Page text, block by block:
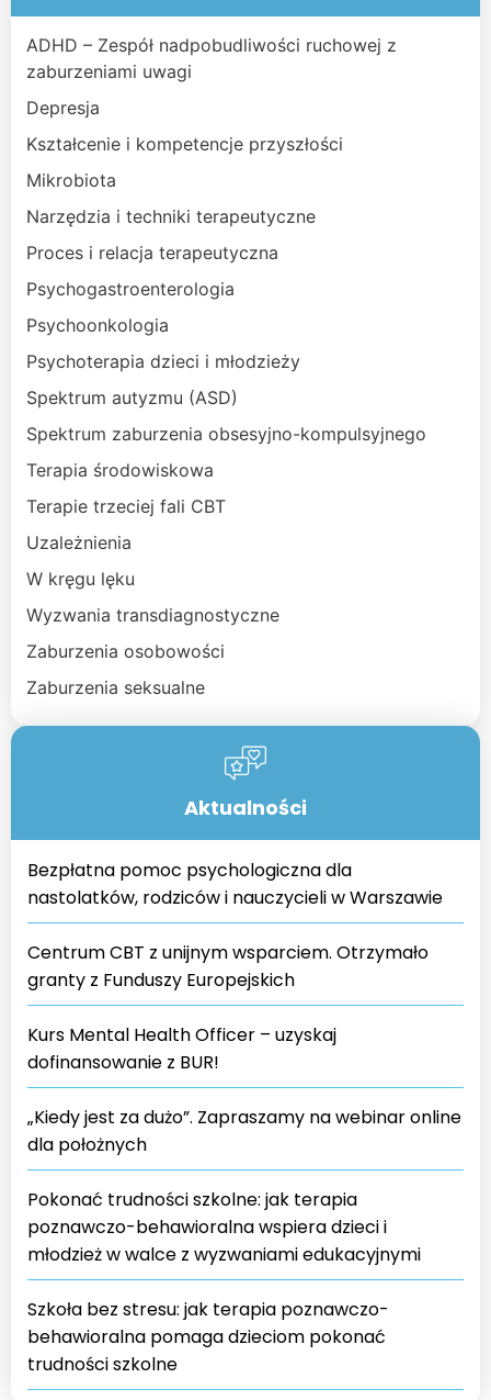
ADHD – Zespół nadpobudliwości ruchowej z
zaburzeniami uwagi
Depresja
Kształcenie i kompetencje przyszłości
Mikrobiota
Narzędzia i techniki terapeutyczne
Proces i relacja terapeutyczna
Psychogastroenterologia
Psychoonkologia
Psychoterapia dzieci i młodzieży
Spektrum autyzmu (ASD)
Spektrum zaburzenia obsesyjno-kompulsyjnego
Terapia środowiskowa
Terapie trzeciej fali CBT
Uzależnienia
W kręgu lęku
Wyzwania transdiagnostyczne
Zaburzenia osobowości
Zaburzenia seksualne
Aktualności
Bezpłatna pomoc psychologiczna dla
nastolatków, rodziców i nauczycieli w Warszawie
Centrum CBT z unijnym wsparciem. Otrzymało
granty z Funduszy Europejskich
Kurs Mental Health Officer – uzyskaj
dofinansowanie z BUR!
„Kiedy jest za dużo”. Zapraszamy na webinar online
dla położnych
Pokonać trudności szkolne: jak terapia
poznawczo-behawioralna wspiera dzieci i
młodzież w walce z wyzwaniami edukacyjnymi
Szkoła bez stresu: jak terapia poznawczo-
behawioralna pomaga dzieciom pokonać
trudności szkolne